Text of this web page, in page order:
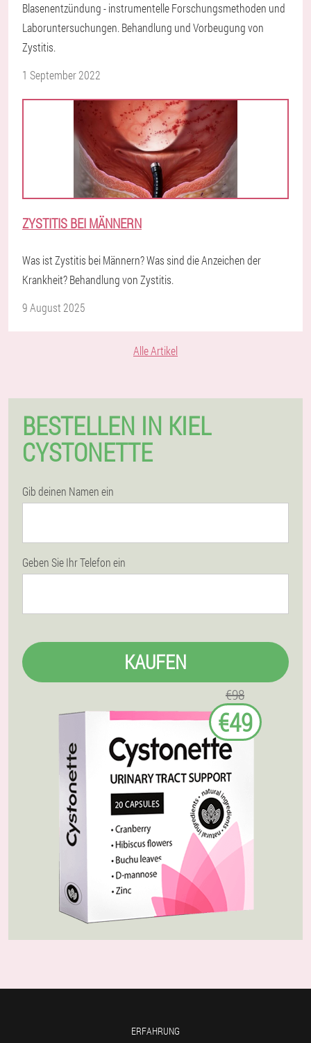
Blasenentzündung - instrumentelle Forschungsmethoden und
Laboruntersuchungen. Behandlung und Vorbeugung von
Zystitis.
1 September 2022
ZYSTITIS BEI MÄNNERN
Was ist Zystitis bei Männern? Was sind die Anzeichen der
Krankheit? Behandlung von Zystitis.
9 August 2025
Alle Artikel
BESTELLEN IN KIEL
CYSTONETTE
Gib deinen Namen ein
Geben Sie Ihr Telefon ein
KAUFEN
€98
€49
ERFAHRUNG